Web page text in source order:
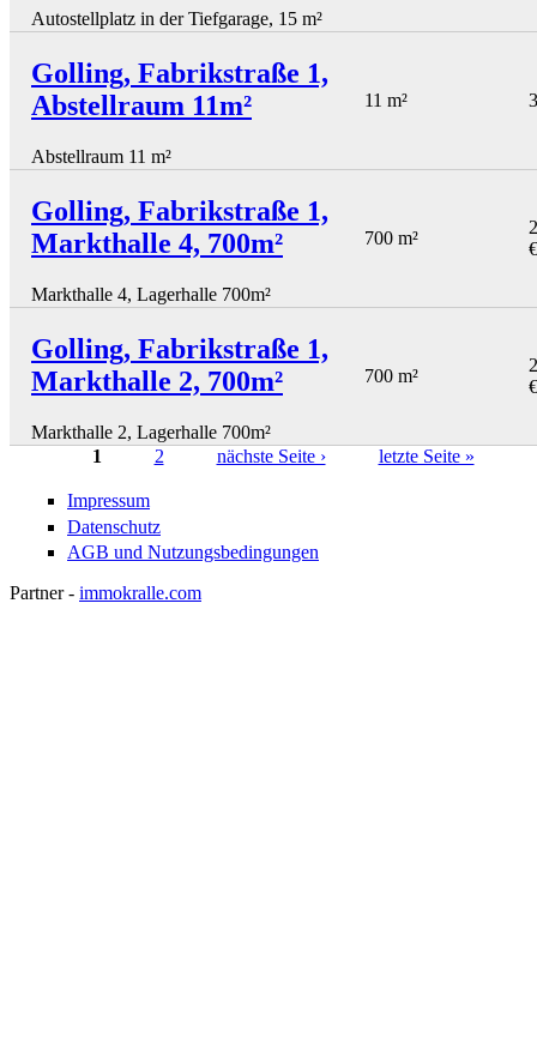
Autostellplatz in der Tiefgarage, 15 m²
Golling, Fabrikstraße 1,
Abstellraum 11m²
Abstellraum 11 m²
11 m²
Golling, Fabrikstraße 1,
Markthalle 4, 700m²
Markthalle 4, Lagerhalle 700m²
700 m²
€
Golling, Fabrikstraße 1,
Markthalle 2, 700m²
Markthalle 2, Lagerhalle 700m²
700 m²
€
1 2 nächste Seite › letzte Seite »
Impressum
Datenschutz
AGB und Nutzungsbedingungen
Partner - immokralle.com